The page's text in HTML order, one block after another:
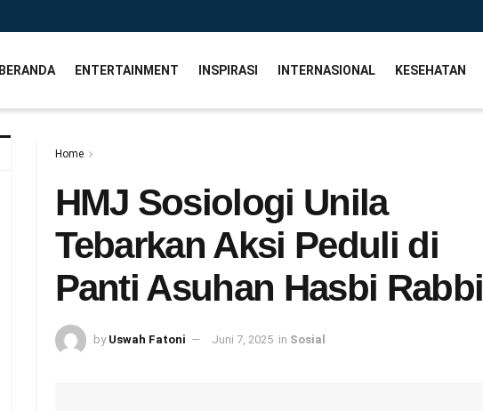
BERANDA ENTERTAINMENT INSPIRASI INTERNASIONAL KESEHATAN
Home
HMJ Sosiologi Unila
Tebarkan Aksi Peduli di
Panti Asuhan Hasbi Rabbi
by Uswah Fatoni Juni 7, 2025 in Sosial